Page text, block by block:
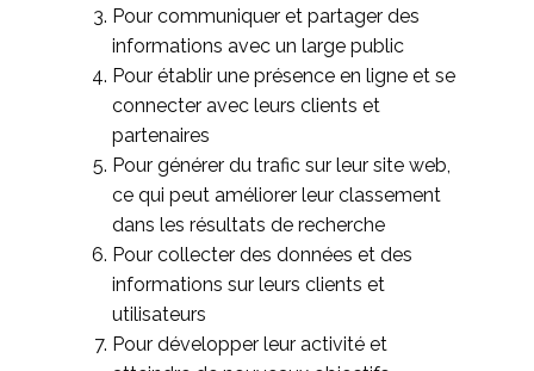
Pour communiquer et partager des
informations avec un large public
Pour établir une présence en ligne et se
connecter avec leurs clients et
partenaires
Pour générer du trafic sur leur site web,
ce qui peut améliorer leur classement
dans les résultats de recherche
Pour collecter des données et des
informations sur leurs clients et
utilisateurs
Pour développer leur activité et